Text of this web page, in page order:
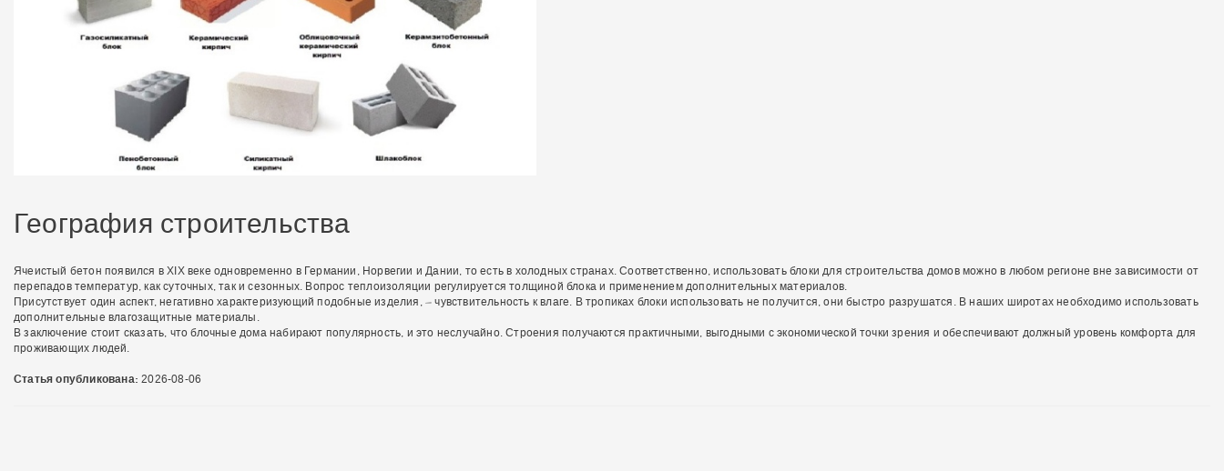
География строительства
Ячеистый бетон появился в XIX веке одновременно в Германии, Норвегии и Дании, то есть в холодных странах. Соответственно, использовать блоки для строительства домов можно в любом регионе вне зависимости от
перепадов температур, как суточных, так и сезонных. Вопрос теплоизоляции регулируется толщиной блока и применением дополнительных материалов.
Присутствует один аспект, негативно характеризующий подобные изделия, – чувствительность к влаге. В тропиках блоки использовать не получится, они быстро разрушатся. В наших широтах необходимо использовать
дополнительные влагозащитные материалы.
В заключение стоит сказать, что блочные дома набирают популярность, и это неслучайно. Строения получаются практичными, выгодными с экономической точки зрения и обеспечивают должный уровень комфорта для
проживающих людей.
Статья опубликована: 2026-08-06